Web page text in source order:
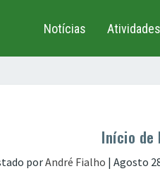
Notícias Atividades
Início de
porAndré Fialho | Agosto